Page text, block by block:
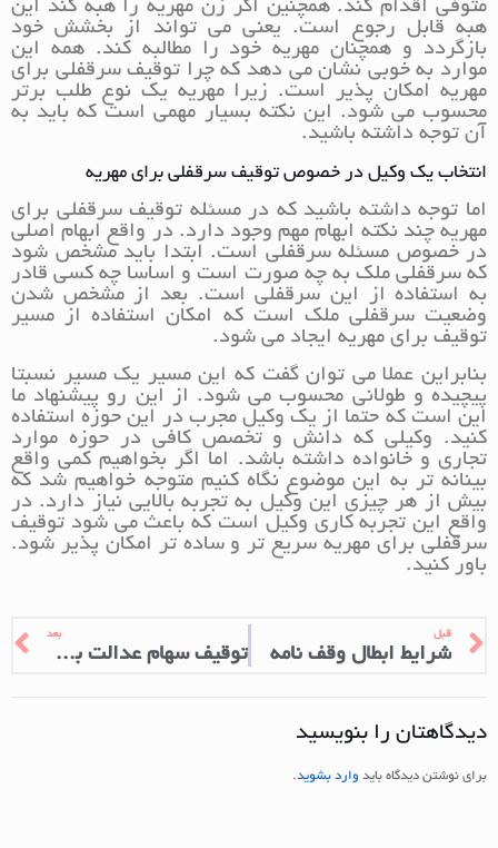
متوفی اقدام کند. همچنین اگر زن مهریه را هبه کند این
هبه قابل رجوع است. یعنی می تواند از بخشش خود
بازگردد و همچنان مهریه خود را مطالبه کند. همه این
موارد به خوبی نشان می دهد که چرا توقیف سرقفلی برای
مهریه امکان پذیر است. زیرا مهریه یک نوع طلب برتر
محسوب می شود. این نکته بسیار مهمی است که باید به
آن توجه داشته باشید.
انتخاب یک وکیل در خصوص توقیف سرقفلی برای مهریه
اما توجه داشته باشید که در مسئله توقیف سرقفلی برای
مهریه چند نکته ابهام مهم وجود دارد. در واقع ابهام اصلی
در خصوص مسئله سرقفلی است. ابتدا باید مشخص شود
که سرقفلی ملک به چه صورت است و اساسا چه کسی قادر
به استفاده از این سرقفلی است. بعد از مشخص شدن
وضعیت سرقفلی ملک است که امکان استفاده از مسیر
توقیف برای مهریه ایجاد می شود.
بنابراین عملا می توان گفت که این مسیر یک مسیر نسبتا
پیچیده و طولانی محسوب می شود. از این رو پیشنهاد ما
این است که حتما از یک وکیل مجرب در این حوزه استفاده
کنید. وکیلی که دانش و تخصص کافی در حوزه موارد
تجاری و خانواده داشته باشد. اما اگر بخواهیم کمی واقع
بینانه تر به این موضوع نگاه کنیم متوجه خواهیم شد که
بیش از هر چیزی این وکیل به تجربه بالایی نیاز دارد. در
واقع این تجربه کاری وکیل است که باعث می شود توقیف
سرقفلی برای مهریه سریع تر و ساده تر امکان پذیر شود.
باور کنید.
قبل
شرایط ابطال وقف نامه
بعد
توقیف سهام عدالت برای مهریه
دیدگاهتان را بنویسید
برای نوشتن دیدگاه باید وارد بشوید.